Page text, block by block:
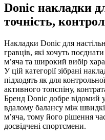
Donic накладки
точність,
Накладки Donic для
гравців, які хочуть
м’яча та широкий вибір
У цій категорії зібрані
підходять як для
активного топспіну,
Бренд Donic добре відомий у
вдалому балансу між
м’яча, тому його рішення
досвідчені спортсмени.